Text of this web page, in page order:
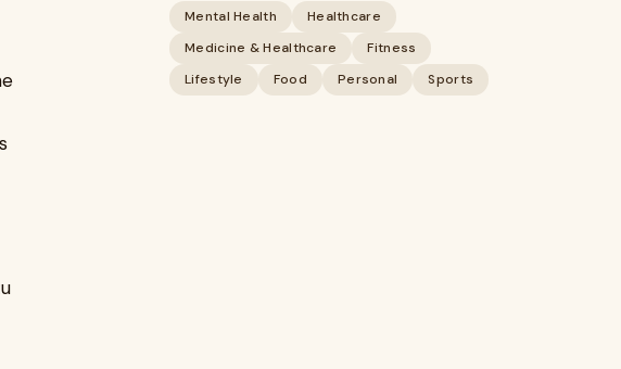
Mental Health
Healthcare
Medicine & Healthcare
Fitness
Lifestyle
Food Personal Sports